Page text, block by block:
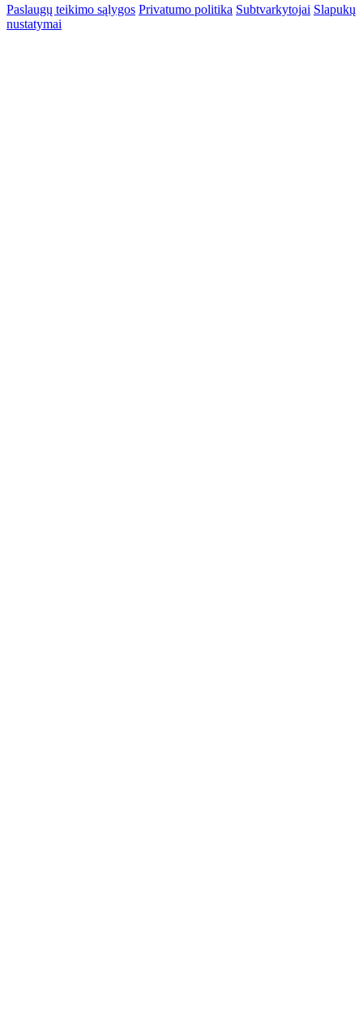
Paslaugų teikimo sąlygos Privatumo politika Subtvarkytojai Slapukų
nustatymai